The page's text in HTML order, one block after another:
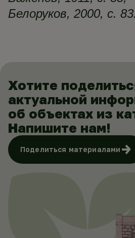
Белоруков, 2000, с. 83.
Хотите
актуальной
об объектах из
Напишите нам!
Поделиться материалами